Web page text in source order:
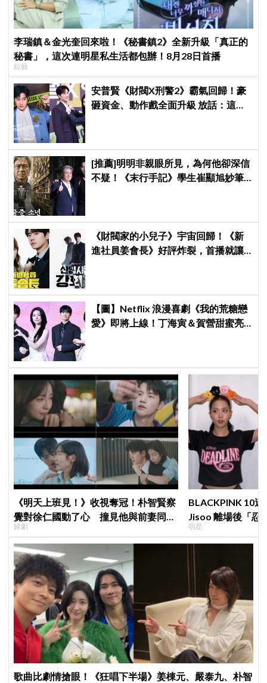
李瑞鎮＆金光奎回來啦！《秘書鎮2》全新升級「真正的
秘書」，這次連明星私生活都包辦！8月28日首播
綜藝
安普賢《財閥X刑警2》霸氣回歸！豪
砸資金、動作戲全面升級 放話：這次
[推薦]明明非親眼所見，為何他卻深信
不疑！《末行手記》學生崔顯旭妙筆
《財閥家的小兒子》宇宙回歸！《新
進社員姜會長》好評炸裂，首播就讓
【圖】Netflix 浪漫喜劇《我的荒糖戀
愛》即將上線！丁海寅＆賀營甜蜜亮
《明天上班見！》收視奪冠！朴智賢察
覺對徐仁國動了心 撞見他與前妻同框
心好慌
韓劇
BLACKPINK 10
Jisoo 離場後「忍
看了好心疼
明星
歌曲比劇情搶眼！《狂唱下半場》姜棟元、嚴泰九、朴智